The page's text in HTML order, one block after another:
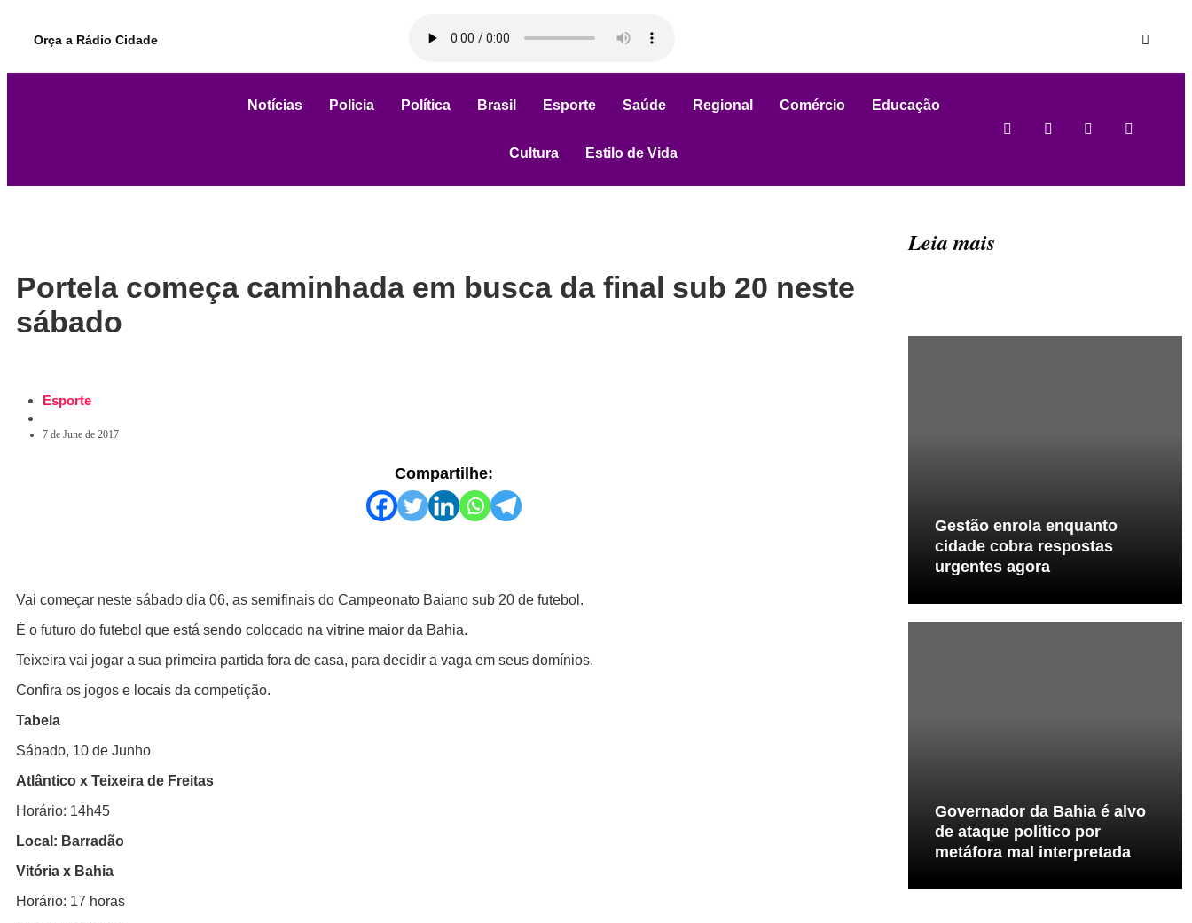
Orça a Rádio Cidade
Notícias Policia Política Brasil Esporte Saúde Regional Comércio Educação
Cultura Estilo de Vida
Portela começa caminhada em busca da final sub 20 neste
sábado
Esporte
7 de June de 2017
Compartilhe:
Vai começar neste sábado dia 06, as semifinais do Campeonato Baiano sub 20 de futebol.
É o futuro do futebol que está sendo colocado na vitrine maior da Bahia.
Teixeira vai jogar a sua primeira partida fora de casa, para decidir a vaga em seus domínios.
Confira os jogos e locais da competição.
Tabela
Sábado, 10 de Junho
Atlântico x Teixeira de Freitas
Horário: 14h45
Local: Barradão
Vitória x Bahia
Horário: 17 horas
Leia mais
Gestão enrola enquanto
cidade cobra respostas
urgentes agora
Governador da Bahia é alvo
de ataque político por
metáfora mal interpretada